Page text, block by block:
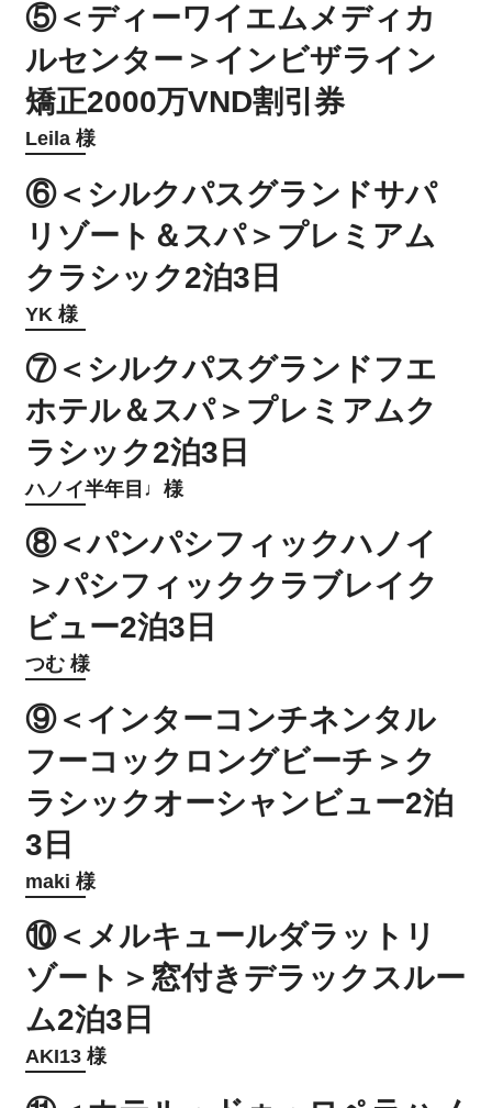
⑤＜ディーワイエムメディカ
ルセンター＞インビザライン
矯正2000万VND割引券
Leila 様
⑥＜シルクパスグランドサパ
リゾート＆スパ＞プレミアム
クラシック2泊3日
YK 様
⑦＜シルクパスグランドフエ
ホテル＆スパ＞プレミアムク
ラシック2泊3日
ハノイ半年目♩様
⑧＜パンパシフィックハノイ
＞パシフィッククラブレイク
ビュー2泊3日
つむ 様
⑨＜インターコンチネンタル
フーコックロングビーチ＞ク
ラシックオーシャンビュー2泊
3日
maki 様
⑩＜メルキュールダラットリ
ゾート＞窓付きデラックスルー
ム2泊3日
AKI13 様